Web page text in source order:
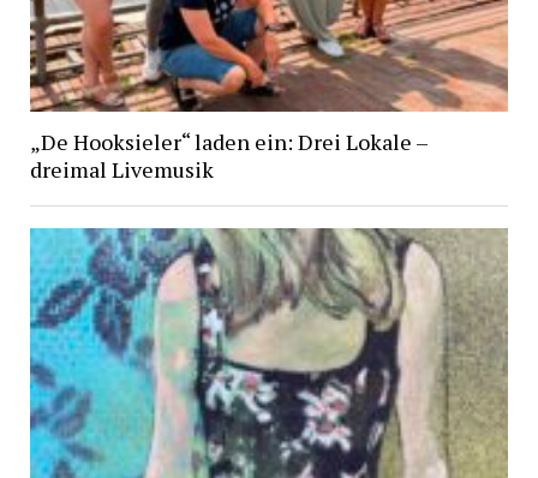
„De Hooksieler“ laden ein: Drei Lokale –
dreimal Livemusik